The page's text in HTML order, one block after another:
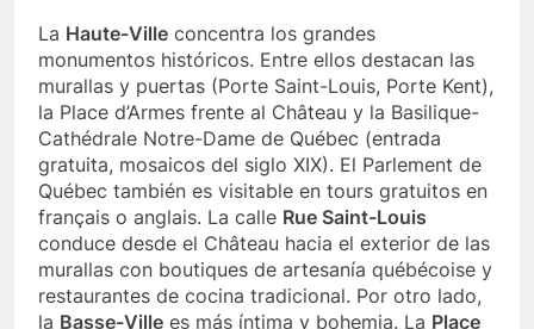
La Haute-Ville concentra los grandes
monumentos históricos. Entre ellos destacan las
murallas y puertas (Porte Saint-Louis, Porte Kent),
la Place d’Armes frente al Château y la Basilique-
Cathédrale Notre-Dame de Québec (entrada
gratuita, mosaicos del siglo XIX). El Parlement de
Québec también es visitable en tours gratuitos en
français o anglais. La calle Rue Saint-Louis
conduce desde el Château hacia el exterior de las
murallas con boutiques de artesanía québécoise y
restaurantes de cocina tradicional. Por otro lado,
la Basse-Ville es más íntima y bohemia. La Place